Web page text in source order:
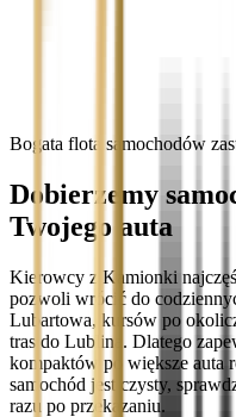
Bogata flota samochodów
Dobierzemy
Twojego auta
Kierowcy z Kamionki
pozwoli wrócić do
Lubartowa, kursów po
tras do Lublina. Dlatego
kompaktów po większe auta
samochód jest czysty,
razu po przekazaniu.